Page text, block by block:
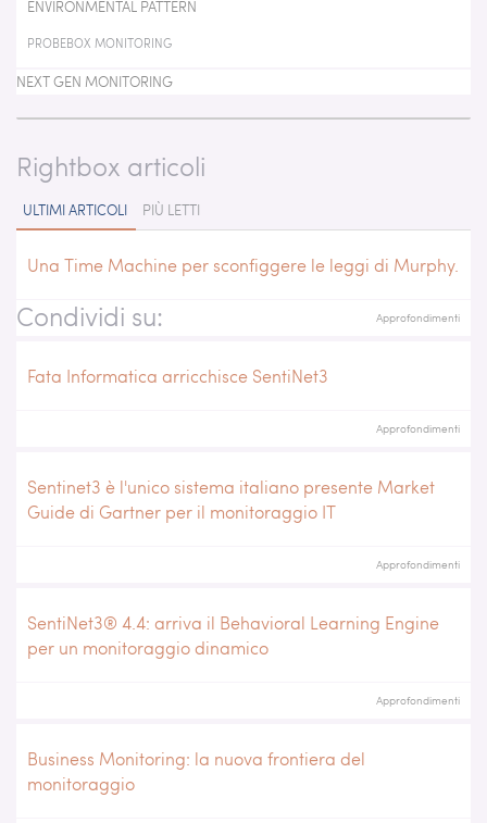
ENVIRONMENTAL PATTERN
PROBEBOX MONITORING
NEXT GEN MONITORING
Rightbox articoli
ULTIMI ARTICOLI PIÙ LETTI
Una Time Machine per sconfiggere le leggi di Murphy.
Approfondimenti
Fata Informatica arricchisce SentiNet3
Approfondimenti
Sentinet3 è l'unico sistema italiano presente Market
Guide di Gartner per il monitoraggio IT
Approfondimenti
SentiNet3® 4.4: arriva il Behavioral Learning Engine
per un monitoraggio dinamico
Approfondimenti
Business Monitoring: la nuova frontiera del
monitoraggio
Condividi su: